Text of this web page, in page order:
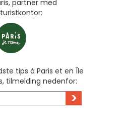
partner med
tips à Paris et en Île
tilmelding nedenfor:
>